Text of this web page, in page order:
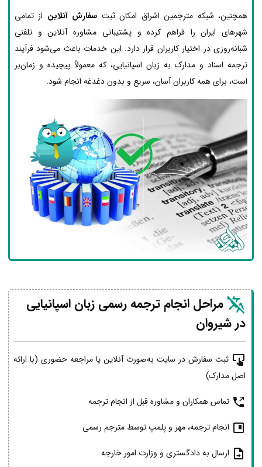
همچنین، شبکه مترجمین اشراق امکان ثبت سفارش آنلاین از تمامی
شهرهای ایران را فراهم کرده و پشتیبانی مشاوره آنلاین و تلفنی
شبانه‌روزی در اختیار کاربران قرار دارد. این خدمات باعث می‌شود فرآیند
ترجمه اسناد و مدارک به زبان اسپانیایی، که معمولاً پیچیده و زمان‌بر
است، برای همه کاربران آسان، سریع و بدون دغدغه انجام شود.
مراحل انجام ترجمه رسمی زبان اسپانیایی
در شیروان
ثبت سفارش در سایت به‌صورت آنلاین یا مراجعه حضوری (با ارائه
اصل مدارک)
تماس همکاران و مشاوره قبل از انجام ترجمه
انجام ترجمه، مهر و پلمپ توسط مترجم رسمی
ارسال به دادگستری و وزارت امور خارجه